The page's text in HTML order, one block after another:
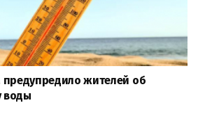
жителей об
воды